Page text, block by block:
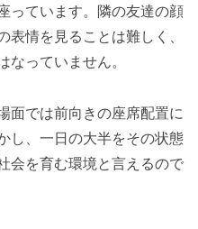
っています。隣の友達の顔
情を見ることは難しく、
なっていません。
面では前向きの座席配置に
し、一日の大半をその状態
会を育む環境と言えるので